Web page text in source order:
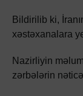
Bildirilib ki,
xəstəxanalara
Nazirliyin
zərbələrin